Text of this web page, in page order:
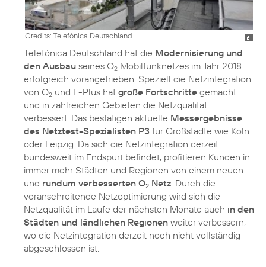
Credits: Telefónica Deutschland
Telefónica Deutschland hat die Modernisierung und
den Ausbau seines O2 Mobilfunknetzes im Jahr 2018
erfolgreich vorangetrieben. Speziell die Netzintegration
von O2 und E-Plus hat große Fortschritte gemacht
und in zahlreichen Gebieten die Netzqualität
verbessert. Das bestätigen aktuelle Messergebnisse
des Netztest-Spezialisten P3 für Großstädte wie Köln
oder Leipzig. Da sich die Netzintegration derzeit
bundesweit im Endspurt befindet, profitieren Kunden in
immer mehr Städten und Regionen von einem neuen
und rundum verbesserten O2 Netz . Durch die
voranschreitende Netzoptimierung wird sich die
Netzqualität im Laufe der nächsten Monate auch in den
Städten und ländlichen Regionen weiter verbessern,
wo die Netzintegration derzeit noch nicht vollständig
abgeschlossen ist.